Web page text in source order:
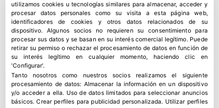
El grupo de contacto europeo de la fruta de pepita alerta de la
utilizamos cookies u tecnologías similares para almacenar, acceder y
procesar datos personales como su visita a esta página web,
identificadores de cookies y otros datos relacionados de su
dispositivo. Algunos socios no requieren su consentimiento para
procesar sus datos y se basan en su interés comercial legítimo. Puede
retirar su permiso o rechazar el procesamiento de datos en función de
su interés legítimo en cualquier momento, haciendo clic en
'Configurar'.
Tanto nosotros como nuestros socios realizamos el siguiente
procesamiento de datos: Almacenar la información en un dispositivo
y/o acceder a ella. Uso de datos limitados para seleccionar anuncios
básicos.Crear perfiles para publicidad personalizada. Utilizar perfiles